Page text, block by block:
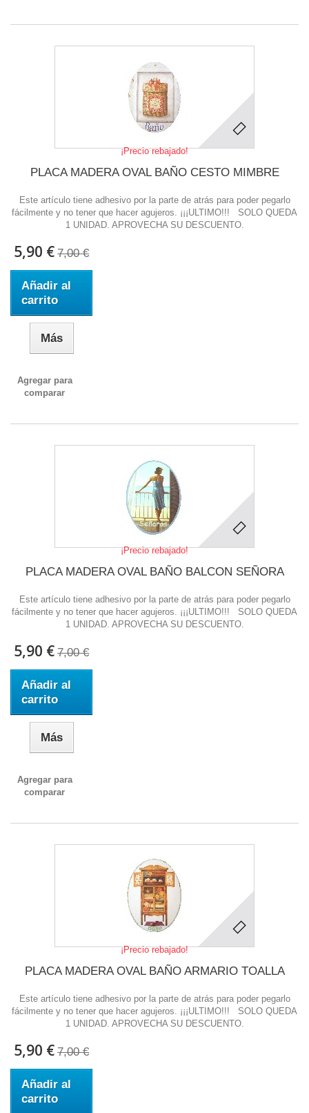
¡Precio rebajado!
PLACA MADERA OVAL BAÑO CESTO MIMBRE
Este artículo tiene adhesivo por la parte de atrás para poder pegarlo
fácilmente y no tener que hacer agujeros. ¡¡¡ULTIMO!!! SOLO QUEDA
1 UNIDAD. APROVECHA SU DESCUENTO.
5,90 € 7,00 €
Añadir al
carrito
Más
Agregar para
comparar
¡Precio rebajado!
PLACA MADERA OVAL BAÑO BALCON SEÑORA
Este artículo tiene adhesivo por la parte de atrás para poder pegarlo
fácilmente y no tener que hacer agujeros. ¡¡¡ULTIMO!!! SOLO QUEDA
1 UNIDAD. APROVECHA SU DESCUENTO.
5,90 € 7,00 €
Añadir al
carrito
Más
Agregar para
comparar
¡Precio rebajado!
PLACA MADERA OVAL BAÑO ARMARIO TOALLA
Este artículo tiene adhesivo por la parte de atrás para poder pegarlo
fácilmente y no tener que hacer agujeros. ¡¡¡ULTIMO!!! SOLO QUEDA
1 UNIDAD. APROVECHA SU DESCUENTO.
5,90 € 7,00 €
Añadir al
carrito